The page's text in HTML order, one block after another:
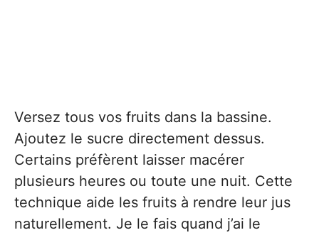
Versez tous vos fruits dans la bassine.
Ajoutez le sucre directement dessus.
Certains préfèrent laisser macérer
plusieurs heures ou toute une nuit. Cette
technique aide les fruits à rendre leur jus
naturellement. Je le fais quand j’ai le